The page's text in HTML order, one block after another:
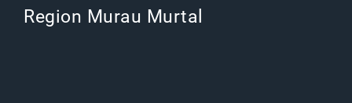
Region Murau Murtal